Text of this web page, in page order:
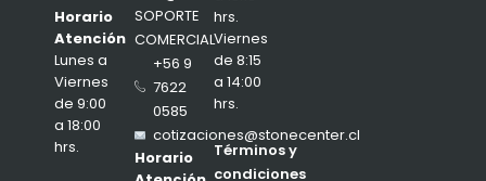
Horario
Atención
Lunes a
Viernes
de 9:00
a 18:00
hrs.
SOPORTE
COMERCIAL
+56 9
7622
0585
cotizaciones@stonecenter.cl
Horario
hrs.
Viernes
de 8:15
a 14:00
hrs.
Términos y
condiciones